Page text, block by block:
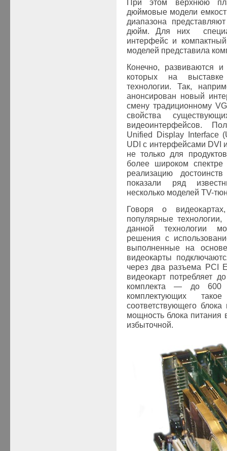
При этом верхнюю
дюймовые модели
диапазона
дюйм. Для них
интерфейс и
моделей представила
Конечно, развиваются
которых на
технологии. Так,
анонсирован новый
смену традиционному
свойства
видеоинтерфейсов.
Unified Display Interface
UDI с интерфейсами DVI
не только для
более широком спектре
реализацию
показали ряд
несколько моделей TV-
Говоря о
популярные
данной технологии
решения с
выполненные на
видеокарты
через два разъема PCI
видеокарт потребляет
комплекта — до 600
комплектующих
соответствующего
мощность блока питания
избыточной.